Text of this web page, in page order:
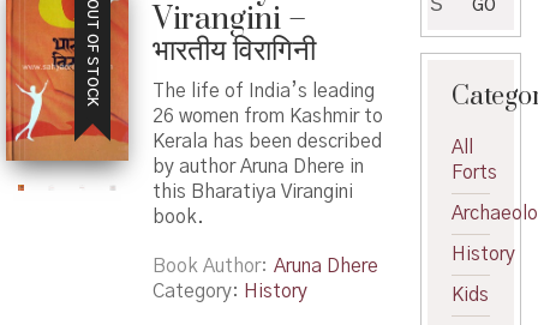
OUT OF STOCK Virangini –
भारतीय विरागिनी
The life of India’s leading
26 women from Kashmir to
Kerala has been described
by author Aruna Dhere in
this Bharatiya Virangini
book.
Book Author
Aruna Dhere
Category: History
for:
GO
All
Forts
History
Kids